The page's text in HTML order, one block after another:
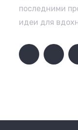
последними
идеи для